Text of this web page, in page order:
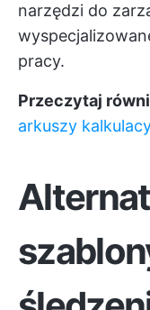
narzędzi do
pracy.
Przeczytaj
arkuszy